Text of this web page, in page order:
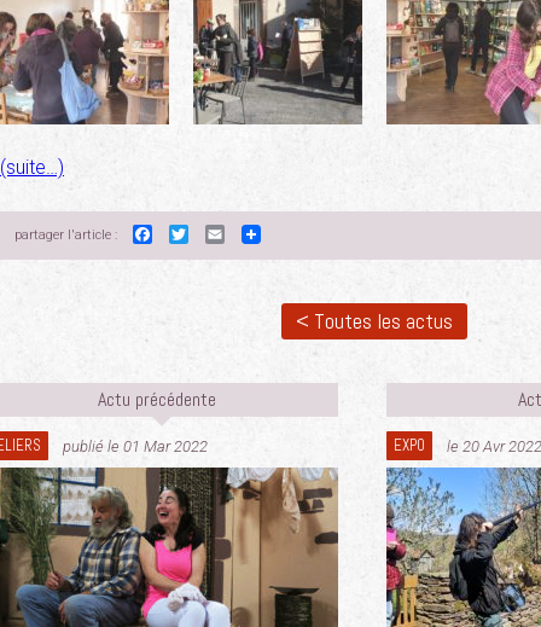
(suite…)
partager l'article : Facebook
TwitterEmail
< Toutes les actus
Actu précédente
publié le 01 Mar 2022 EXPO le 20 Avr 2022